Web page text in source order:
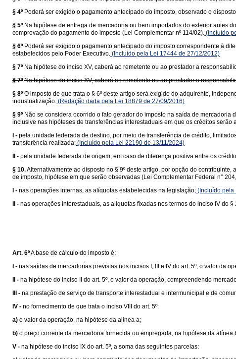
§ 4º Poderá ser exigido o pagamento antecipado do imposto, observado o
§ 5º Na hipótese de entrega de mercadoria ou bem importados do exterior antes
comprovação do pagamento do imposto (Lei Complementar nº 114/02). (Incluído
§ 6º Poderá ser exigido o pagamento antecipado do imposto correspondente à
estabelecidos pelo Poder Executivo. (Incluído pela Lei 17444 de 27/12/2012)
§ 7º Na hipótese do inciso XV, caberá ao remetente ou ao prestador a
§ 7º Na hipótese do inciso XV, caberá ao remetente ou ao prestador a
§ 8º O imposto de que trata o § 6º deste artigo será exigido do adquirente,
industrialização. (Redação dada pela Lei 18879 de 27/09/2016)
§ 9º Não se considera ocorrido o fato gerador do imposto na saída de
inclusive nas hipóteses de transferências interestaduais em que os créditos
I - pela unidade federada de destino, por meio de transferência de crédito,
transferência realizada; (Incluído pela Lei 22190 de 13/11/2024)
II - pela unidade federada de origem, em caso de diferença positiva entre os
§ 10.Alternativamente ao disposto no § 9º deste artigo, por opção do
de imposto, hipótese em que serão observadas (Lei Complementar Federal n°
I - nas operações internas, as alíquotas estabelecidas na legislação; (Incluído pela
II - nas operações interestaduais, as alíquotas fixadas nos termos do inciso IV do §
Art. 6ºA base de cálculo do imposto é:
I - nas saídas de mercadorias previstas nos incisos I, III e IV do art. 5º, o valor da
II - na hipótese do inciso II do art. 5º, o valor da operação, compreendendo
III - na prestação de serviço de transporte interestadual e intermunicipal e de
IV - no fornecimento de que trata o inciso VIII do art. 5º:
a) o valor da operação, na hipótese da alínea a;
b) o preço corrente da mercadoria fornecida ou empregada, na hipótese da alínea
V - na hipótese do inciso IX do art. 5º, a soma das seguintes parcelas: